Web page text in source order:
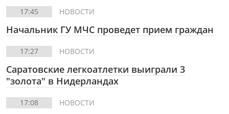
17:45 НОВОСТИ
Начальник ГУ МЧС проведет прием граждан
17:27 НОВОСТИ
Саратовские легкоатлетки выиграли 3
"золота" в Нидерландах
17:08 НОВОСТИ